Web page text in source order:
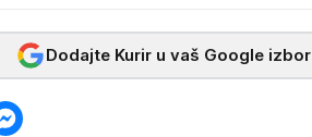
Dodajte Kurir u vaš Google izbor